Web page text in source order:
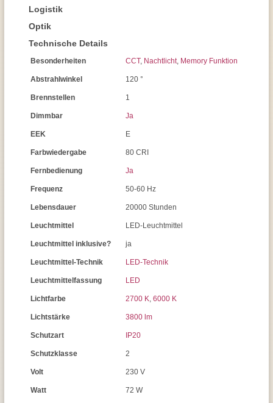
Logistik
Optik
Technische Details
Besonderheiten CCT, Nachtlicht, Memory Funktion
Abstrahlwinkel 120 °
Brennstellen 1
Dimmbar Ja
EEK E
Farbwiedergabe 80 CRI
Fernbedienung Ja
Frequenz 50-60 Hz
Lebensdauer 20000 Stunden
Leuchtmittel LED-Leuchtmittel
Leuchtmittel inklusive? ja
Leuchtmittel-Technik LED-Technik
Leuchtmittelfassung LED
Lichtfarbe 2700 K, 6000 K
Lichtstärke 3800 lm
Schutzart IP20
Schutzklasse 2
Volt 230 V
Watt 72 W